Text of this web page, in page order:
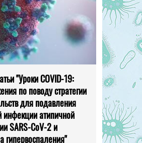
"Уроки COVID-19:
по поводу стратегии
для подавления
инфекции атипичной
SARS-CoV-2 и
гипервоспаления"